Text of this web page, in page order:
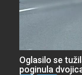
Oglasilo se
poginula